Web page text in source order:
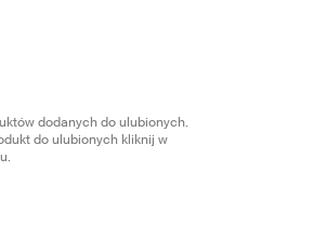
dodanych do ulubionych.
do ulubionych kliknij w